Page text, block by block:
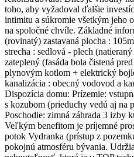
toho, aby vyžadoval ďalšie
intimitu a súkromie všetkým jeho
na spoločné chvíle. Základné
(rovinatý) zastavaná plocha :
strecha : sedlová - plech
zateplený (fasáda bola čistená
plynovým kotlom + elektrický
kanalizácia : obecný vodovod a
Dispozícia domu: Prízemie:
s kozubom (prieduchy vedú aj na
Poschodie: zimná záhrada 3 izby
Veľkým benefitom je príjemné
potok Vydranka (prístup z
pokojnú atmosféru bývania.